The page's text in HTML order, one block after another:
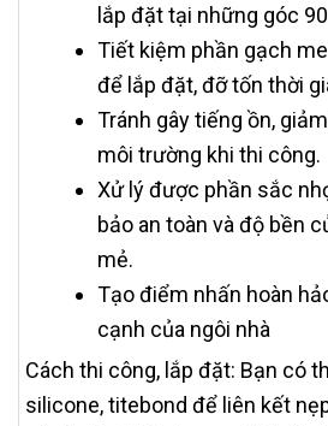
lắp đặt tại những góc
Tiết kiệm phần gạch
để lắp đặt, đỡ tốn thời
Tránh gây tiếng ồn,
môi trường khi thi công.
Xử lý được phần sắc
bảo an toàn và độ bền
mẻ.
Tạo điểm nhấn hoàn
cạnh của ngôi nhà
Cách thi công, lắp đặt: Bạn có
silicone, titebond để liên kết